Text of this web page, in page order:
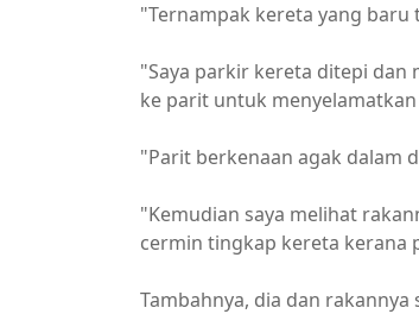
"Ternampak kereta yang
"Saya parkir kereta ditepi
ke parit untuk
"Parit berkenaan agak dalam
"Kemudian saya melihat
cermin tingkap kereta kerana
Tambahnya, dia dan